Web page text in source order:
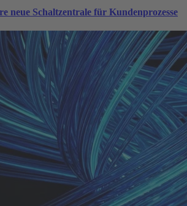
neue Schaltzentrale für Kundenprozesse